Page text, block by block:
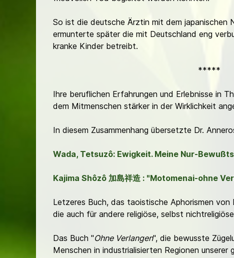
So ist die deutsche Ärztin mit dem japanischen
ermunterte später die mit Deutschland eng
kranke Kinder betreibt.
*****
Ihre beruflichen Erfahrungen und Erlebnisse in
dem Mitmenschen stärker in der Wirklichkeit
In diesem Zusammenhang übersetzte Dr.
Wada, Tetsuzô: Ewigkeit. Meine Nur-
Kajima Shôzô 加島祥造 : "Motomenai-ohne
Letzeres Buch, das taoistische Aphorismen von
die auch für andere religiöse, selbst
Das Buch "Ohne Verlangen", die bewusste
Menschen in industrialisierten Regionen